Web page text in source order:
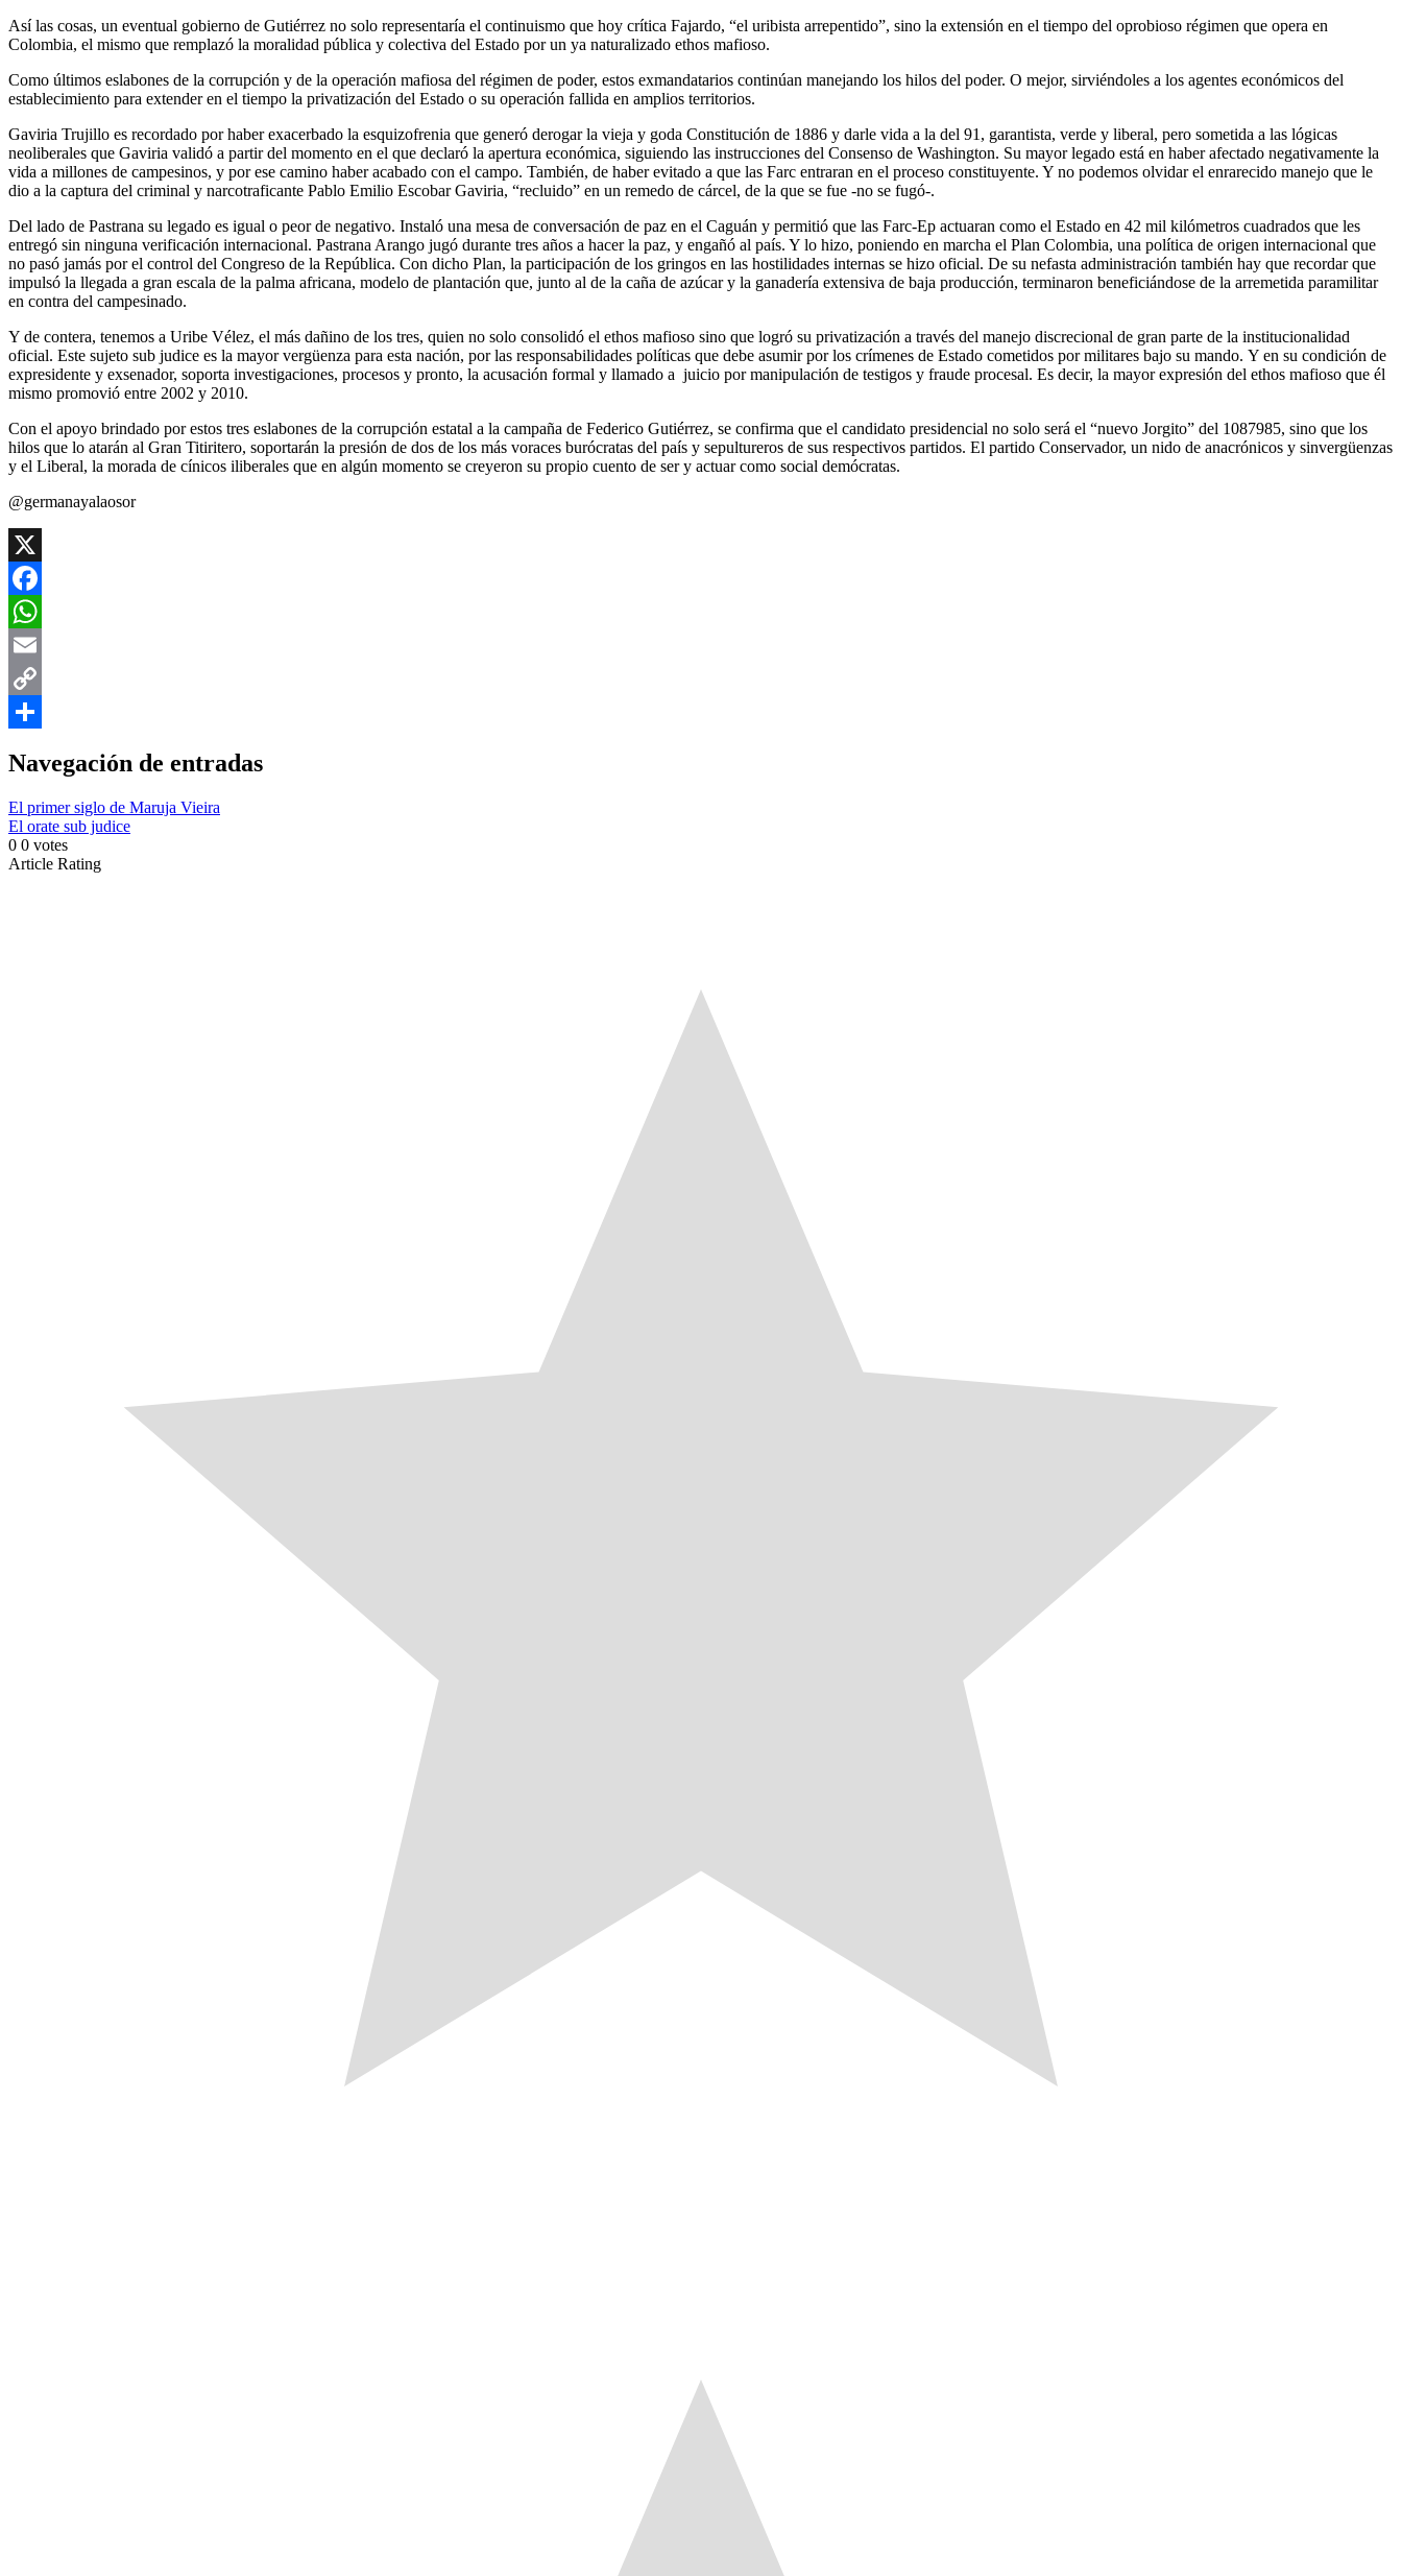
Así las cosas, un eventual gobierno de Gutiérrez no solo representaría el continuismo que hoy crítica Fajardo, “el uribista arrepentido”, sino la extensión en el tiempo del oprobioso régimen que opera en
Colombia, el mismo que remplazó la moralidad pública y colectiva del Estado por un ya naturalizado ethos mafioso.
Como últimos eslabones de la corrupción y de la operación mafiosa del régimen de poder, estos exmandatarios continúan manejando los hilos del poder. O mejor, sirviéndoles a los agentes económicos del
establecimiento para extender en el tiempo la privatización del Estado o su operación fallida en amplios territorios.
Gaviria Trujillo es recordado por haber exacerbado la esquizofrenia que generó derogar la vieja y goda Constitución de 1886 y darle vida a la del 91, garantista, verde y liberal, pero sometida a las lógicas
neoliberales que Gaviria validó a partir del momento en el que declaró la apertura económica, siguiendo las instrucciones del Consenso de Washington. Su mayor legado está en haber afectado negativamente la
vida a millones de campesinos, y por ese camino haber acabado con el campo. También, de haber evitado a que las Farc entraran en el proceso constituyente. Y no podemos olvidar el enrarecido manejo que le
dio a la captura del criminal y narcotraficante Pablo Emilio Escobar Gaviria, “recluido” en un remedo de cárcel, de la que se fue -no se fugó-.
Del lado de Pastrana su legado es igual o peor de negativo. Instaló una mesa de conversación de paz en el Caguán y permitió que las Farc-Ep actuaran como el Estado en 42 mil kilómetros cuadrados que les
entregó sin ninguna verificación internacional. Pastrana Arango jugó durante tres años a hacer la paz, y engañó al país. Y lo hizo, poniendo en marcha el Plan Colombia, una política de origen internacional que
no pasó jamás por el control del Congreso de la República. Con dicho Plan, la participación de los gringos en las hostilidades internas se hizo oficial. De su nefasta administración también hay que recordar que
impulsó la llegada a gran escala de la palma africana, modelo de plantación que, junto al de la caña de azúcar y la ganadería extensiva de baja producción, terminaron beneficiándose de la arremetida paramilitar
en contra del campesinado.
Y de contera, tenemos a Uribe Vélez, el más dañino de los tres, quien no solo consolidó el ethos mafioso sino que logró su privatización a través del manejo discrecional de gran parte de la institucionalidad
oficial. Este sujeto sub judice es la mayor vergüenza para esta nación, por las responsabilidades políticas que debe asumir por los crímenes de Estado cometidos por militares bajo su mando. Y en su condición de
expresidente y exsenador, soporta investigaciones, procesos y pronto, la acusación formal y llamado a juicio por manipulación de testigos y fraude procesal. Es decir, la mayor expresión del ethos mafioso que él
mismo promovió entre 2002 y 2010.
Con el apoyo brindado por estos tres eslabones de la corrupción estatal a la campaña de Federico Gutiérrez, se confirma que el candidato presidencial no solo será el “nuevo Jorgito” del 1087985, sino que los
hilos que lo atarán al Gran Titiritero, soportarán la presión de dos de los más voraces burócratas del país y sepultureros de sus respectivos partidos. El partido Conservador, un nido de anacrónicos y sinvergüenzas
y el Liberal, la morada de cínicos iliberales que en algún momento se creyeron su propio cuento de ser y actuar como social demócratas.
@germanayalaosor
X
Facebook
WhatsApp
Email
Copy
Navegación de entradas
El primer siglo de Maruja Vieira
El orate sub judice
0 0 votes
Article Rating